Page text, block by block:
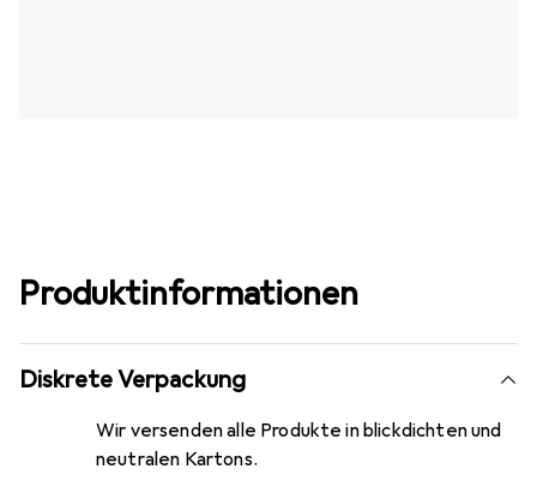
Produktinformationen
Diskrete Verpackung
Wir versenden alle Produkte in blickdichten und
neutralen Kartons.